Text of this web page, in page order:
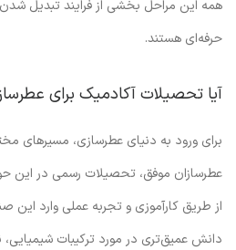
حرفه‌ای هستند.
آیا تحصیلات آکادمیک برای
برای ورود به دنیای عطرسازی، مسیرهای
عطرسازان موفق، تحصیلات رسمی در این
از طریق کارآموزی و تجربه عملی وارد این
دانش عمیق‌تری در مورد ترکیبات شیمیایی،